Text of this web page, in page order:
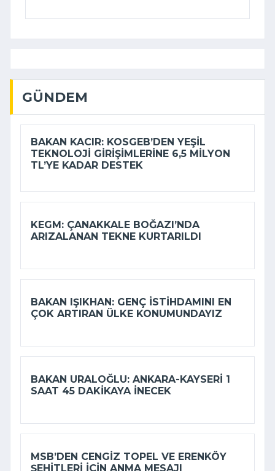
GÜNDEM
BAKAN KACIR: KOSGEB’DEN YEŞIL
TEKNOLOJI GIRIŞIMLERINE 6,5 MILYON
TL’YE KADAR DESTEK
KEGM: ÇANAKKALE BOĞAZI’NDA
ARIZALANAN TEKNE KURTARILDI
BAKAN IŞIKHAN: GENÇ ISTIHDAMINI EN
ÇOK ARTIRAN ÜLKE KONUMUNDAYIZ
BAKAN URALOĞLU: ANKARA-KAYSERI 1
SAAT 45 DAKIKAYA INECEK
MSB’DEN CENGIZ TOPEL VE ERENKÖY
ŞEHITLERI IÇIN ANMA MESAJI